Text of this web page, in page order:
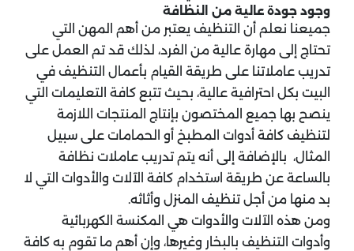
وجود جودة عالية من النظافة
جميعنا نعلم أن التنظيف يعتبر من أهم المهن التي
تحتاج إلى مهارة عالية من الفرد، لذلك قد تم العمل على
تدريب عاملاتنا على طريقة القيام بأعمال التنظيف في
البيت بكل احترافية عالية، بحيث تتبع كافة التعليمات التي
ينصح بها جميع المختصون بإنتاج المنتجات اللازمة
لتنظيف كافة أدوات المطبخ أو الحمامات على سبيل
المثال، بالإضافة إلى أنه يتم تدريب عاملات نظافة
بالساعة عن طريقة استخدام كافة الآلات والأدوات التي لا
بد منها من أجل تنظيف المنزل وأثاثه.
ومن هذه الآلات والأدوات هي المكنسة الكهربائية
وأدوات التنظيف بالبخار وغيرها، وإن أهم ما تقوم به كافة